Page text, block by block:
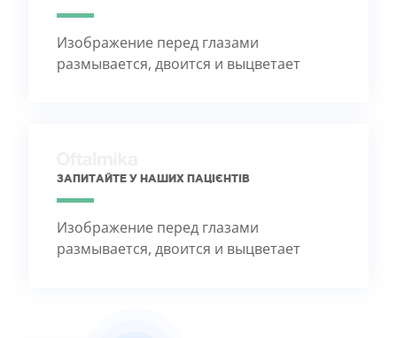
Изображение перед глазами
размывается, двоится и выцветает
ЗАПИТАЙТЕ У НАШИХ ПАЦІЄНТІВ
Изображение перед глазами
размывается, двоится и выцветает